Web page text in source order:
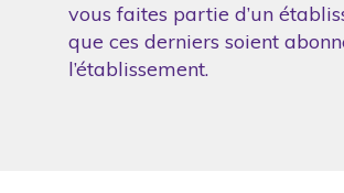
vous faites partie d’un
que ces derniers soient
l’établissement.